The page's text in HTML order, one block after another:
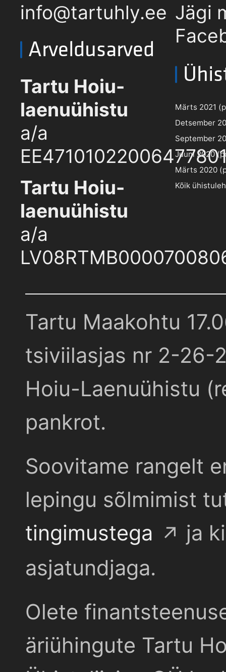
info@tartuhly.ee
Arveldusarved
Tartu Hoiu-
laenuühistu
a/a
Tartu Hoiu-
laenuühistu
a/a
Jägi
Märts 2021
Detsember
September
Juuni 2020
Märts 2020
Kõik
Tartu Maakohtu
tsiviilasjas nr 2-26-
Hoiu-Laenuühistu
pankrot.
Soovitame rangelt
lepingu sõlmimist
tingimustega
ja
asjatundjaga.
Olete
äriühingute Tartu